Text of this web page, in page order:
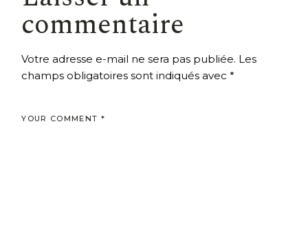
commentaire
Votre adresse e-mail ne sera pas publiée. Les
champs obligatoires sont indiqués avec*